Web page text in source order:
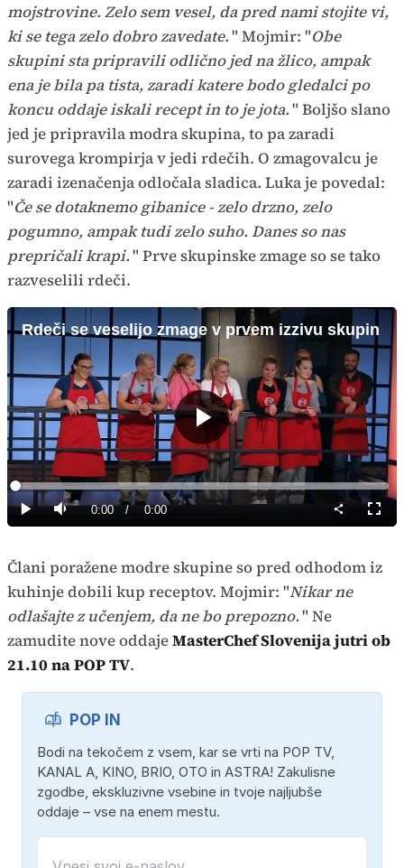
mojstrovine. Zelo sem vesel, da pred nami stojite vi,
ki se tega zelo dobro zavedate." Mojmir: "Obe
skupini sta pripravili odlično jed na žlico, ampak
ena je bila pa tista, zaradi katere bodo gledalci po
koncu oddaje iskali recept in to je jota." Boljšo slano
jed je pripravila modra skupina, to pa zaradi
surovega krompirja v jedi rdečih. O zmagovalcu je
zaradi izenačenja odločala sladica. Luka je povedal:
"Če se dotaknemo gibanice - zelo drzno, zelo
pogumno, ampak tudi zelo suho. Danes so nas
prepričali krapi." Prve skupinske zmage so se tako
razveselili rdeči.
Rdeči se veselijo zmage v prvem izzivu skupin
Predvajaj
PredvajajTiho Current
0:00 / Duration
0:00
Loaded:
0%
način
Člani poražene modre skupine so pred odhodom iz
kuhinje dobili kup receptov. Mojmir: "Nikar ne
odlašajte z učenjem, da ne bo prepozno." Ne
zamudite nove oddajeMasterChef Slovenija jutri ob
21.10 na POP TV.
POP IN
Bodi na tekočem z vsem, kar se vrti na POP TV,
KANAL A, KINO, BRIO, OTO in ASTRA! Zakulisne
zgodbe, ekskluzivne vsebine in tvoje najljubše
oddaje – vse na enem mestu.